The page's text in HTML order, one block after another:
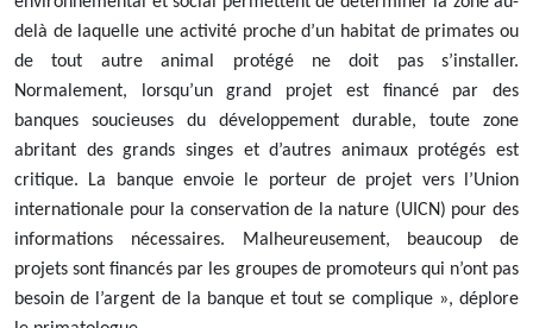
delà de laquelle une activité proche d’un habitat de primates ou
de tout autre animal protégé ne doit pas s’installer.
Normalement, lorsqu’un grand projet est financé par des
banques soucieuses du développement durable, toute zone
abritant des grands singes et d’autres animaux protégés est
critique. La banque envoie le porteur de projet vers l’Union
internationale pour la conservation de la nature (UICN) pour des
informations nécessaires. Malheureusement, beaucoup de
projets sont financés par les groupes de promoteurs qui n’ont pas
besoin de l’argent de la banque et tout se complique », déplore